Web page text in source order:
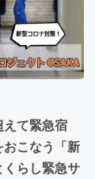
ジー・ガジェット
画
り・地域活性化
て緊急宿
こなう「新
らし緊急サ